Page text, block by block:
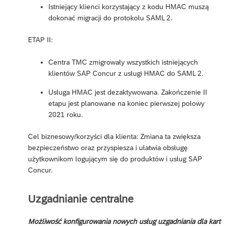
Istniejący klienci korzystający z kodu HMAC muszą
dokonać migracji do protokołu SAML 2.
ETAP II:
Centra TMC zmigrowały wszystkich istniejących
klientów SAP Concur z usługi HMAC do SAML 2.
Usługa HMAC jest dezaktywowana. Zakończenie II
etapu jest planowane na koniec pierwszej połowy
2021 roku.
Cel biznesowy/korzyści dla klienta: Zmiana ta zwiększa
bezpieczeństwo oraz przyspiesza i ułatwia obsługę
użytkownikom logującym się do produktów i usług SAP
Concur.
Uzgadnianie centralne
Możliwość konfigurowania nowych usług uzgadniania dla kart